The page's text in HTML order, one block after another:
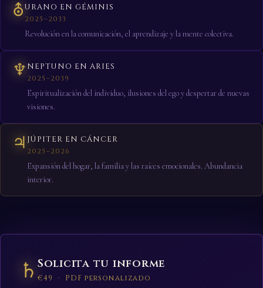
⛢URANO EN GÉMINIS
2025–2033
Revolución en la comunicación, el aprendizaje y la mente colectiva.
♆ NEPTUNO EN ARIES
2025–2039
Espiritualización del individuo, ilusiones del ego y despertar de nuevas
visiones.
♃ JÚPITER EN CÁNCER
2025–2026
Expansión del hogar, la familia y las raíces emocionales. Abundancia
interior.
♄ Solicita tu informe
€49 · PDF personalizado